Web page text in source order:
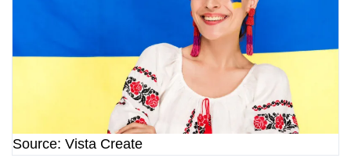
Source: Vista Create